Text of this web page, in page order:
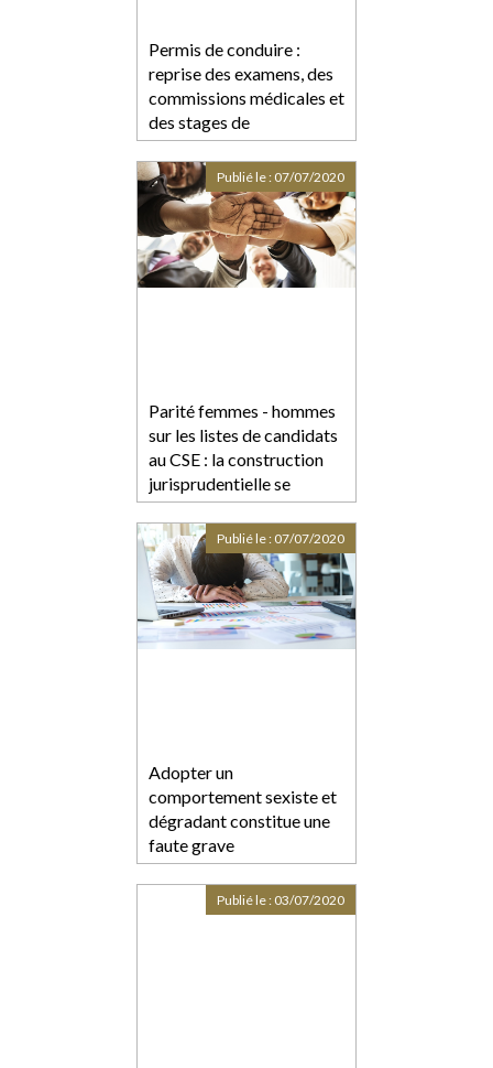
Permis de conduire :
reprise des examens, des
commissions médicales et
des stages de
sensibilisation
Parité femmes - hommes
sur les listes de candidats
au CSE : la construction
jurisprudentielle se
poursuit
Publié le : 07/07/2020
Adopter un
comportement sexiste et
dégradant constitue une
faute grave
Publié le : 07/07/2020
Publié le : 03/07/2020